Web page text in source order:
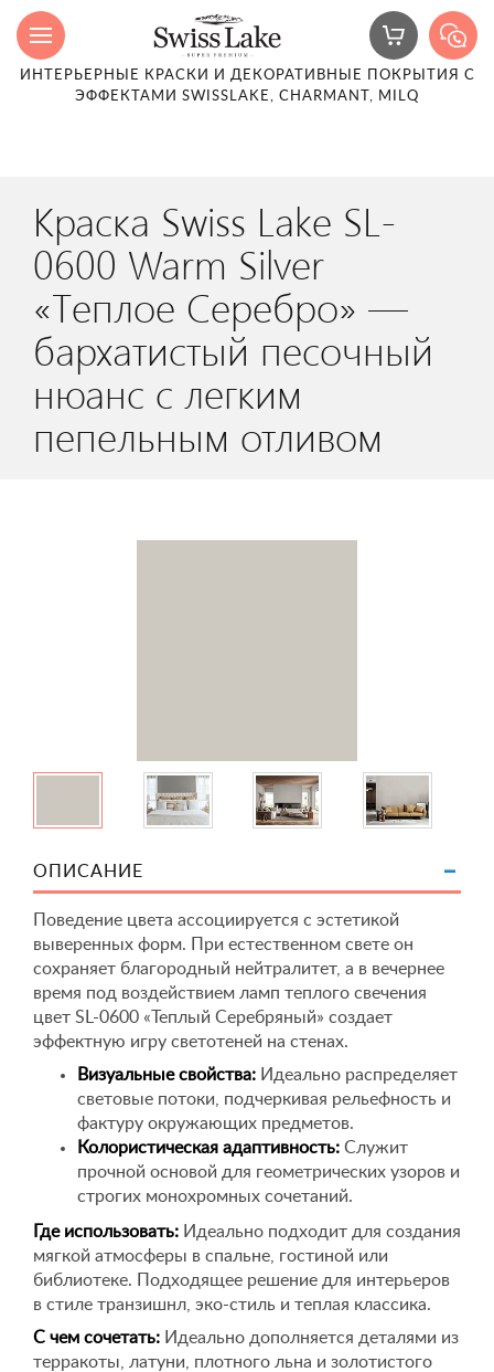
ИНТЕРЬЕРНЫЕ КРАСКИ И ДЕКОРАТИВНЫЕ ПОКРЫТИЯ С
ЭФФЕКТАМИ SWISSLAKE, CHARMANT, MILQ
Краска Swiss Lake SL-
0600 Warm Silver
«Теплое Серебро» —
бархатистый песочный
нюанс с легким
пепельным отливом
ОПИСАНИЕ
Поведение цвета ассоциируется с эстетикой
выверенных форм. При естественном свете он
сохраняет благородный нейтралитет, а в вечернее
время под воздействием ламп теплого свечения
цвет SL-0600 «Теплый Серебряный» создает
эффектную игру светотеней на стенах.
Визуальные свойства: Идеально распределяет
световые потоки, подчеркивая рельефность и
фактуру окружающих предметов.
Колористическая адаптивность: Служит
прочной основой для геометрических узоров и
строгих монохромных сочетаний.
Где использовать: Идеально подходит для создания
мягкой атмосферы в спальне, гостиной или
библиотеке. Подходящее решение для интерьеров
в стиле транзишнл, эко-стиль и теплая классика.
С чем сочетать: Идеально дополняется деталями из
терракоты, латуни, плотного льна и золотистого